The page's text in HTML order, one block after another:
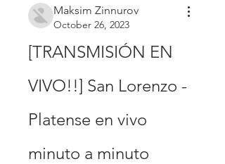
Maksim Zinnurov
October 26, 2023
[TRANSMISIÓN EN
VIVO!!] San Lorenzo -
Platense en vivo
minuto a minuto